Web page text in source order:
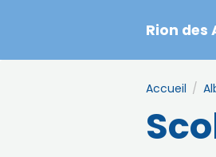
Rion des
Accueil